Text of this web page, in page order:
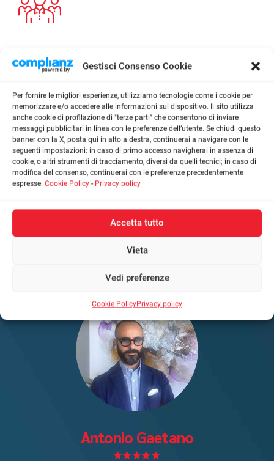
Gestisci Consenso Cookie
Per fornire le migliori esperienze, utilizziamo tecnologie come i cookie per
memorizzare e/o accedere alle informazioni sul dispositivo. Il sito utilizza
anche cookie di profilazione di "terze parti" che consentono di inviare
messaggi pubblicitari in linea con le preferenze dell’utente. Se chiudi questo
banner con la X, posta qui in alto a destra, continuerai a navigare con le
seguenti impostazioni: in caso di primo accesso navigherai in assenza di
cookie, o altri strumenti di tracciamento, diversi da quelli tecnici; in caso di
modifica del consenso, continuerai con le preferenze precedentemente
espresse. Cookie Policy - Privacy policy
Accetta tutto
Vieta
Vedi preferenze
Cookie PolicyPrivacy policy
Vedi tutti i nostri servizi
Professionalità
e competenza
Antonio Gaetano